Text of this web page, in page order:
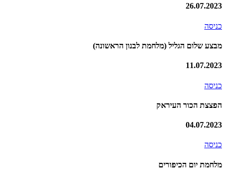
26.07.2023
כניסה
מבצע שלום הגליל (מלחמת לבנון הראשונה)
11.07.2023
כניסה
הפצצת הכור העיראק
04.07.2023
כניסה
מלחמת יום הכיפורים